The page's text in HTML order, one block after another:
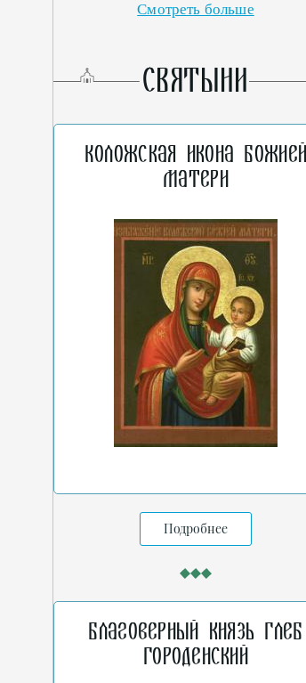
Смотреть больше
СВЯТЫНИ
Коложская икона
Матери
Подробнее
Благоверный князь Глеб
Городенский